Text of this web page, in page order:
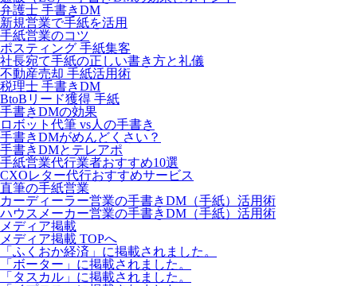
弁護士 手書きDM
新規営業で手紙を活用
手紙営業のコツ
ポスティング 手紙集客
社長宛て手紙の正しい書き方と礼儀
不動産売却 手紙活用術
税理士 手書きDM
BtoBリード獲得 手紙
手書きDMの効果
ロボット代筆 vs人の手書き
手書きDMがめんどくさい？
手書きDMとテレアポ
手紙営業代行業者おすすめ10選
CXOレター代行おすすめサービス
直筆の手紙営業
カーディーラー営業の手書きDM（手紙）活用術
ハウスメーカー営業の手書きDM（手紙）活用術
メディア掲載
メディア掲載 TOPへ
「ふくおか経済」に掲載されました。
「ボーター」に掲載されました。
「タスカル」に掲載されました。